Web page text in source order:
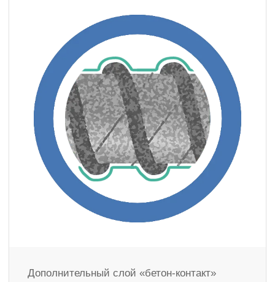
Дополнительный слой «бетон-контакт»